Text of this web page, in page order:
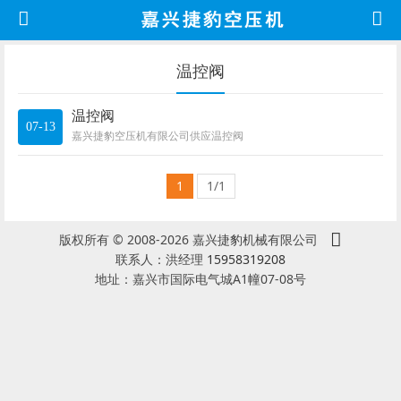
温控阀
07-13
温控阀
嘉兴捷豹空压机有限公司供应温控阀
1 1/1
版权所有 © 2008-2026 嘉兴捷豹机械有限公司
联系人：洪经理 15958319208
地址：嘉兴市国际电气城A1幢07-08号